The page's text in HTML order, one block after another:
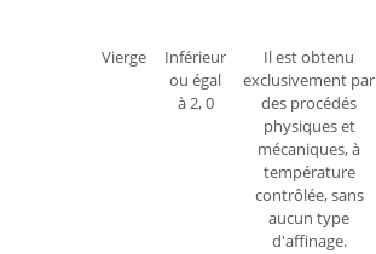
Vierge
Inférieur
ou égal
à 2, 0
Il est obtenu
exclusivement par
des procédés
physiques et
mécaniques, à
température
contrôlée, sans
aucun type
d'affinage.